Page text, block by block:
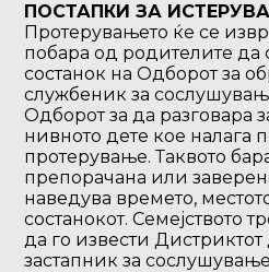
ПОСТАПКИ ЗА
Протерувањето ќе се
побара од родителите да
состанок на Одборот за
службеник за
Одборот за да разговара
нивното дете кое налага
протерување. Таквото
препорачана или
наведува времето,
состанокот. Семејството
да го извести
застапник за